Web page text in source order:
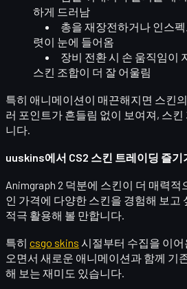
하게 드러남
총을 재장전하거나 인스
렷이 눈에 들어옴
장비 전환 시 손 움직임이
스킨 조합이 더 잘 어울림
특히 애니메이션이 매끈해지면 스킨의
러 포인트가 흔들림 없이 보여져, 스
니다.
uuskins에서 CS2 스킨 트레이딩 즐기
Animgraph 2 덕분에 스킨이 더 매력
인 가격에 다양한 스킨을 경험해 보고
적극 활용해 볼 만합니다.
특히 csgo skins 시절부터 수집을 이어
오면서 새로운 애니메이션과 함께 기
해 보는 재미도 있습니다.